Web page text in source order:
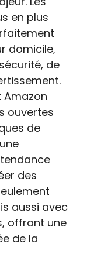
en plus
domicile,
de
Amazon
ouvertes
de
des
aussi avec
offrant une
de la